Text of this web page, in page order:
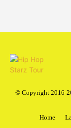
© Copyright 2016-
Home